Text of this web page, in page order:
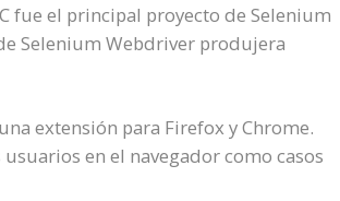
fue el principal proyecto de Selenium
Selenium Webdriver produjera
extensión para Firefox y Chrome.
en el navegador como casos